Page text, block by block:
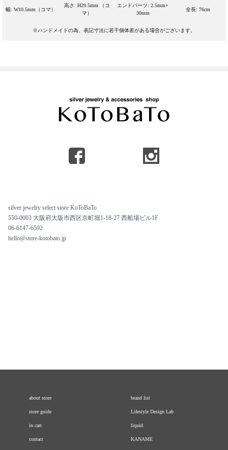
幅: W10.5mm（コマ）
高さ: H29.5mm （コ
マ）
エンドパーツ: 2.5mm×
30mm
全長: 76cm
※ハンドメイドの為、表記寸法に若干個体差がある場合がございます。
silver jewelry select store KoToBaTo
550-0003 大阪府大阪市西区京町堀1-18-27 西船場ビル1F
06-6147-6592
hello@store-kotobato.jp
about store
store guide
in cart
contact
brand list
Lifestyle Design Lab
liquid
KANAME